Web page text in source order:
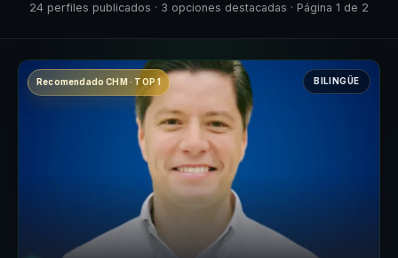
24 perfiles publicados · 3 opciones destacadas · Página 1 de 2
Recomendado CHM · TOP 1 BILINGÜE